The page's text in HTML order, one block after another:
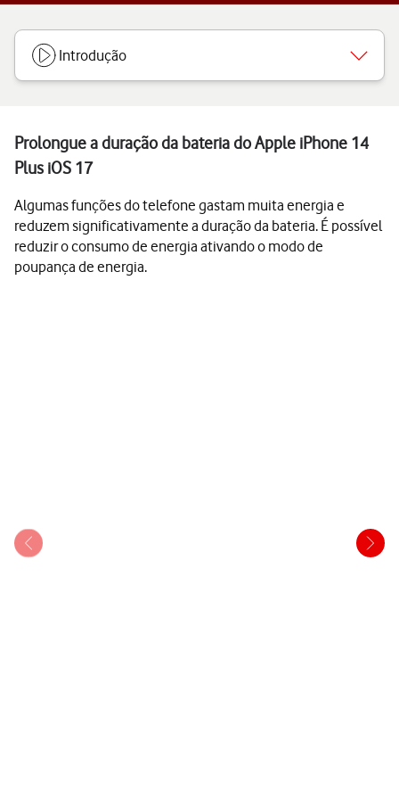
Introdução
Prolongue a duração da bateria do Apple iPhone 14
Plus iOS 17
Algumas funções do telefone gastam muita energia e
reduzem significativamente a duração da bateria. É possível
reduzir o consumo de energia ativando o modo de
poupança de energia.